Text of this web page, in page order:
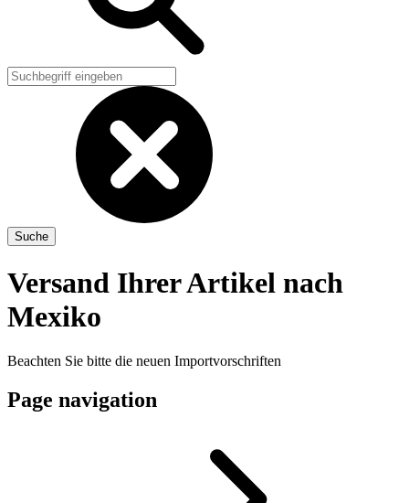
Versand Ihrer Artikel nach
Mexiko
Beachten Sie bitte die neuen Importvorschriften
Page navigation